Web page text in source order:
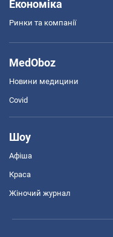
Економіка
Ринки та компанії
MedOboz
Новини медицини
Covid
Шоу
Афіша
Краса
Жіночий журнал